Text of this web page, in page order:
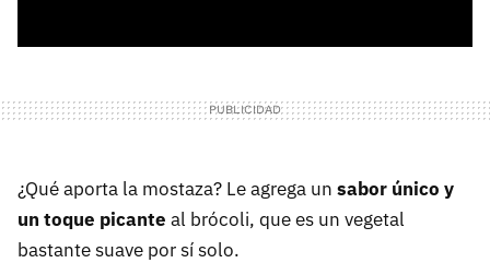
¿Qué aporta la mostaza? Le agrega un sabor único y
un toque picante al brócoli, que es un vegetal
bastante suave por sí solo.